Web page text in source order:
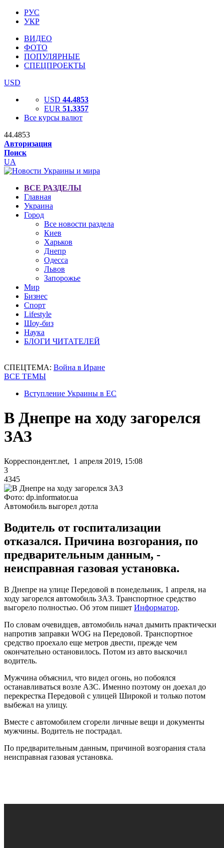
РУС
УКР
ВИДЕО
ФОТО
ПОПУЛЯРНЫЕ
СПЕЦПРОЕКТЫ
USD
USD 44.4853
EUR 51.3357
Все курсы валют
44.4853
Авторизация
Поиск
UA
ВСЕ РАЗДЕЛЫ
Главная
Украина
Город
Все новости раздела
Киев
Харьков
Днепр
Одесса
Львов
Запорожье
Мир
Бизнес
Спорт
Lifestyle
Шоу-биз
Наука
БЛОГИ ЧИТАТЕЛЕЙ
СПЕЦТЕМА: Война в Иране
ВСЕ ТЕМЫ
Вступление Украины в ЕС
В Днепре на ходу загорелся
ЗАЗ
Корреспондент.net, 1 апреля 2019, 15:08
3
4345
Фото: dp.informator.ua
Автомобиль выгорел дотла
Водитель от госпитализации
отказался. Причина возгорания, по
предварительным данным, -
неисправная газовая установка.
В Днепре на улице Передовой в понедельник, 1 апреля, на
ходу загорелся автомобиль ЗАЗ. Транспортное средство
выгорело полностью. Об этом пишет Информатор.
По словам очевидцев, автомобиль начал дымить практически
напротив заправки WOG на Передовой. Транспортное
средство проехало еще метров двести, прежде чем
окончательно остановилось. Потом из авто выскочил
водитель.
Мужчина объяснил, что видел огонь, но побоялся
останавливаться возле АЗС. Именно поэтому он доехал до
перекрестка Передовой с улицей Широкой и только потом
выбежал на улицу.
Вместе с автомобилем сгорели личные вещи и документы
мужчины. Водитель не пострадал.
По предварительным данным, причиной возгорания стала
неисправная газовая установка.